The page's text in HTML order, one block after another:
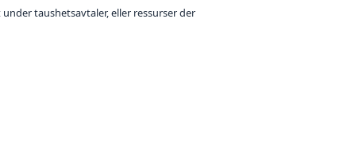
taushetsavtaler, eller ressurser der